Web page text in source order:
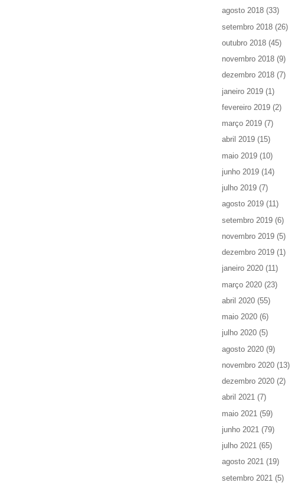
agosto 2018 (33)
setembro 2018 (26)
outubro 2018 (45)
novembro 2018 (9)
dezembro 2018 (7)
janeiro 2019 (1)
fevereiro 2019 (2)
março 2019 (7)
abril 2019 (15)
maio 2019 (10)
junho 2019 (14)
julho 2019 (7)
agosto 2019 (11)
setembro 2019 (6)
novembro 2019 (5)
dezembro 2019 (1)
janeiro 2020 (11)
março 2020 (23)
abril 2020 (55)
maio 2020 (6)
julho 2020 (5)
agosto 2020 (9)
novembro 2020 (13)
dezembro 2020 (2)
abril 2021 (7)
maio 2021 (59)
junho 2021 (79)
julho 2021 (65)
agosto 2021 (19)
setembro 2021 (5)